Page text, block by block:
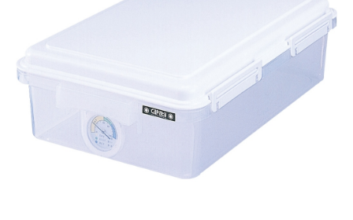
密封機能と、中の湿度がわかる湿度計のついた、
樹脂（プラスチック）収納です。
メーカー希望小売価格：
オープン
フタの周囲はシリコンゴムを使った密閉方式。乾燥状態が一目で
わかる湿度計と乾燥剤付。中身が見えるクリアボディでスタッキ